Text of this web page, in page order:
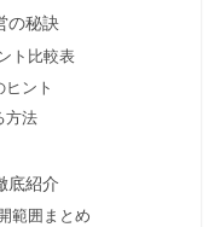
の秘訣
ト比較表
ヒント
方法
底紹介
範囲まとめ